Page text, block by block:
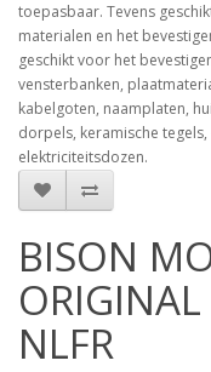
toepasbaar. Tevens
materialen en het
geschikt voor het
vensterbanken,
kabelgoten, naamplaten,
dorpels, keramische
elektriciteitsdozen.
BISON
NLFR